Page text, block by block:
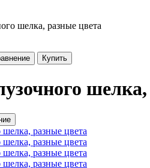
шелка, разные цвета
Купить